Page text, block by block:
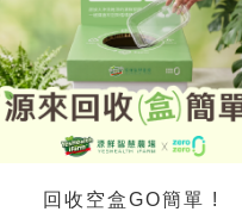
回收空盒GO簡單 !